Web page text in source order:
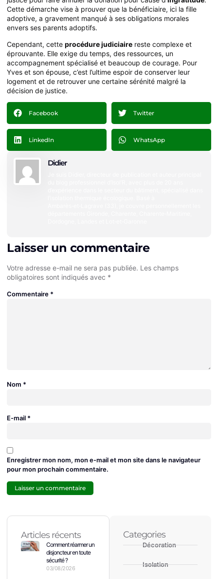
Cette démarche vise à prouver que la bénéficiaire, ici la fille
adoptive, a gravement manqué à ses obligations morales
envers ses parents adoptifs.
Cependant, cette procédure judiciaire reste complexe et
éprouvante. Elle exige du temps, des ressources, un
accompagnement spécialisé et beaucoup de courage. Pour
Yves et son épouse, c’est l’ultime espoir de conserver leur
logement et de retrouver une certaine sérénité malgré la
décision de justice.
Facebook Twitter
LinkedIn WhatsApp
Didier
Laisser un commentaire
Votre adresse e-mail ne sera pas publiée. Les champs
obligatoires sont indiqués avec *
Commentaire *
Nom *
E-mail *
Enregistrer mon nom, mon e-mail et mon site dans le navigateur
pour mon prochain commentaire.
Articles récents
Comment réarmer un
disjoncteur en toute
sécurité ?
03/08/2026
Categories
Décoration
Isolation